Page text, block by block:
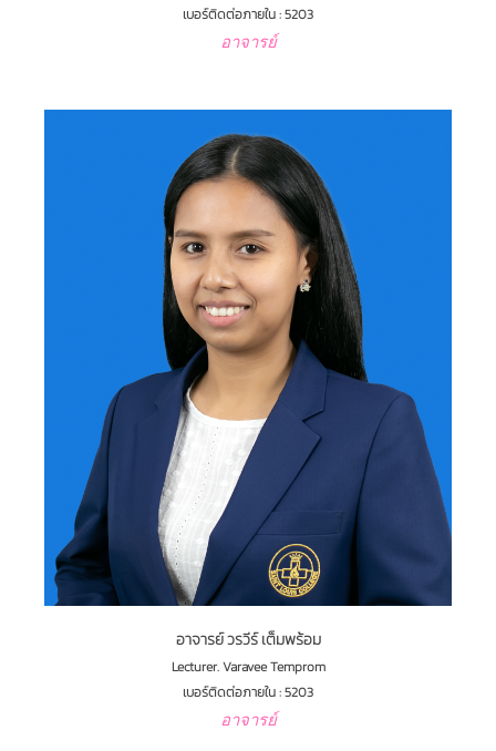
เบอร์ติดต่อภายใน : 5203
อาจารย์
อาจารย์ วรวีร์ เต็มพร้อม
Lecturer. Varavee Temprom
เบอร์ติดต่อภายใน : 5203
อาจารย์